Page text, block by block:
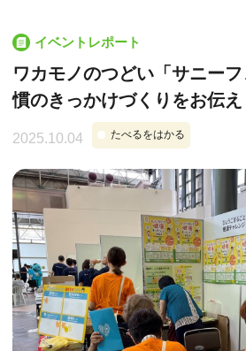
イベントレポート
ワカモノのつどい「サニー
慣のきっかけづくりをお伝
2025.10.04 たべるをはかる